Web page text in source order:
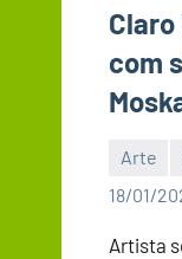
com
Arte
18/01/
Editor
Artista